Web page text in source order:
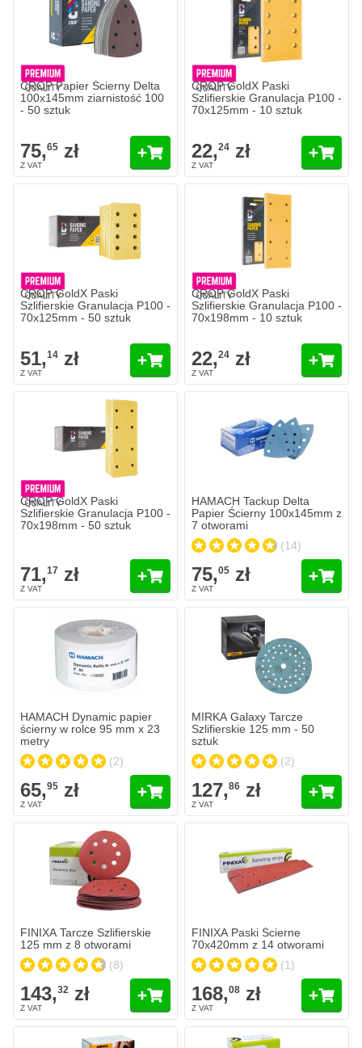
CROP Papier Ścierny Delta
100x145mm ziarnistość 100
- 50 sztuk
75,65 zł
CROP GoldX Paski
Szlifierskie Granulacja P100 -
70x125mm - 10 sztuk
22,24 zł
CROP GoldX Paski
Szlifierskie Granulacja P100 -
70x125mm - 50 sztuk
51,14 zł
CROP GoldX Paski
Szlifierskie Granulacja P100 -
70x198mm - 10 sztuk
22,24 zł
CROP GoldX Paski
Szlifierskie Granulacja P100 -
70x198mm - 50 sztuk
71,17 zł
W magazynie
Granulacja
HAMACH Tackup Delta
Papier Ścierny 100x145mm z
7 otworami
(14)
75,05 zł
HAMACH Dynamic papier ścierny w rolce 95 mm x 23 metry
W magazynie
Granulacja
zł
Dodaj do koszyka
HAMACH Dynamic papier
ścierny w rolce 95 mm x 23
metry
(2)
65,95 zł
MIRKA Galaxy Tarcze
W magazynie
86zł
Dodaj do
MIRKA Galaxy Tarcze
Szlifierskie 125 mm - 50
sztuk
(2)
127,86 zł
FINIXA Tarcze Szlifierskie 125 mm z 8 otworami
W magazynie
Granulacja
32zł
Dodaj do koszyka
FINIXA Tarcze Szlifierskie
125 mm z 8 otworami
(8)
143,32 zł
W magazynie
Granulacja
168, zł
FINIXA Paski Ścierne
70x420mm z 14 otworami
(1)
168,08 zł
MIRKA Q-Silver Tarcze Szlifierskie 150mm - 15 otworów
FINIXA RED Tarcze Szlifierskie